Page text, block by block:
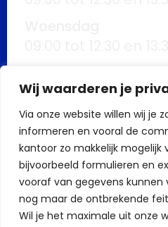
Wij waarderen je
Via onze website willen wij je
informeren en vooral de
kantoor zo makkelijk mogelijk
bijvoorbeeld formulieren en
vooraf van gegevens kunnen
nog maar de ontbrekende
Wil je het maximale uit onze
09:00 tot 12:30 en
Vrijdag
09:00 tot 12:30 en
Buiten kantoortijden
afspraak